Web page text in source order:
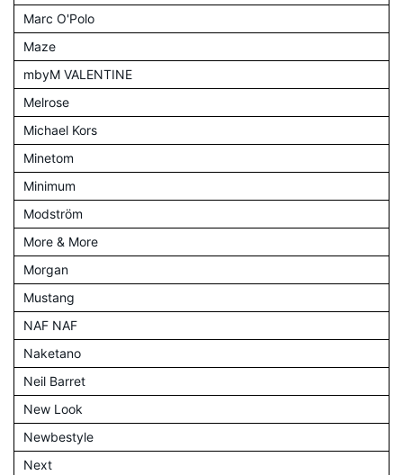
Marc O'Polo
Maze
mbyM VALENTINE
Melrose
Michael Kors
Minetom
Minimum
Modström
More & More
Morgan
Mustang
NAF NAF
Naketano
Neil Barret
New Look
Newbestyle
Next